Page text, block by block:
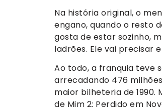
Na história original, o
engano, quando o resto
gosta de estar sozinho,
ladrões. Ele vai precisar
Ao todo, a franquia teve
arrecadando 476
maior bilheteria de 1990.
de Mim 2: Perdido em